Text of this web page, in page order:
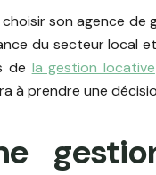
son agence de
du secteur local
de la gestion locative
à prendre une